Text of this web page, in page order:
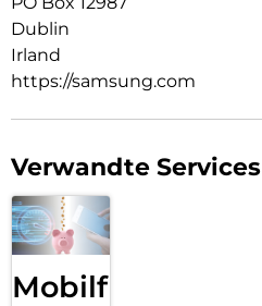
Dublin
Irland
https://samsung.com
Verwandte Services
Mobilfunk